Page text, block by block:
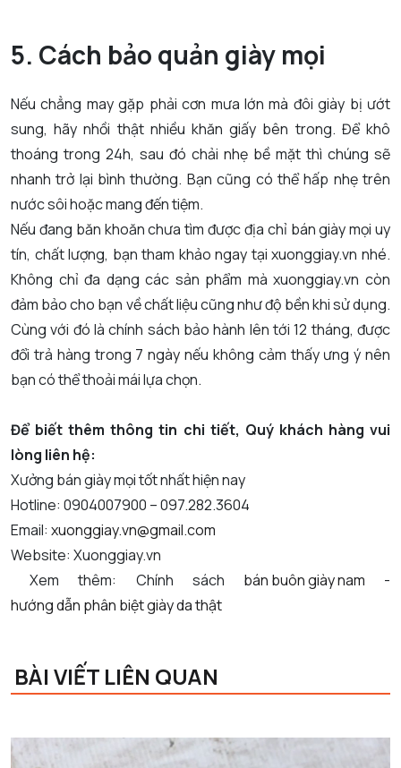
5. Cách bảo quản giày mọi
Nếu chẳng may gặp phải cơn mưa lớn mà đôi giày bị ướt
sung, hãy nhồi thật nhiều khăn giấy bên trong. Để khô
thoáng trong 24h, sau đó chải nhẹ bề mặt thì chúng sẽ
nhanh trở lại bình thường. Bạn cũng có thể hấp nhẹ trên
nước sôi hoặc mang đến tiệm.
Nếu đang băn khoăn chưa tìm được địa chỉ bán giày mọi uy
tín, chất lượng, bạn tham khảo ngay tại xuonggiay.vn nhé.
Không chỉ đa dạng các sản phẩm mà xuonggiay.vn còn
đảm bảo cho bạn về chất liệu cũng như độ bền khi sử dụng.
Cùng với đó là chính sách bảo hành lên tới 12 tháng, được
đổi trả hàng trong 7 ngày nếu không cảm thấy ưng ý nên
bạn có thể thoải mái lựa chọn.
Để biết thêm thông tin chi tiết, Quý khách hàng vui
lòng liên hệ:
Xưởng bán giày mọi tốt nhất hiện nay
Hotline: 0904007900 – 097.282.3604
Email: xuonggiay.vn@gmail.com
Website: Xuonggiay.vn
Xem thêm: Chính sách bán buôn giày nam -
hướng dẫn phân biệt giày da thật
BÀI VIẾT LIÊN QUAN